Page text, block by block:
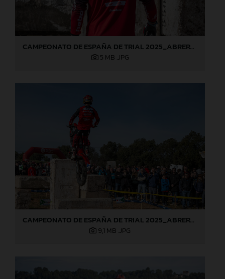
CAMPEONATO DE ESPAÑA DE TRIAL 2025_ABRERA (Barcelona), 1ª prueba_Jaime Busto
5 MB .JPG
CAMPEONATO DE ESPAÑA DE TRIAL 2025_ABRERA (Barcelona), 1ª prueba_Jaime Busto
9,1 MB .JPG